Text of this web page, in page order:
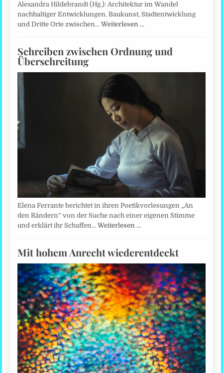
Alexandra Hildebrandt (Hg.): Architektur im Wandel
nachhaltiger Entwicklungen. Baukunst, Stadtentwicklung
und Dritte Orte zwischen…Weiterlesen …
Schreiben zwischen Ordnung und
Überschreitung
Elena Ferrante berichtet in ihren Poetikvorlesungen „An
den Rändern“ von der Suche nach einer eigenen Stimme
und erklärt ihr Schaffen…Weiterlesen …
Mit hohem Anrecht wiederentdeckt